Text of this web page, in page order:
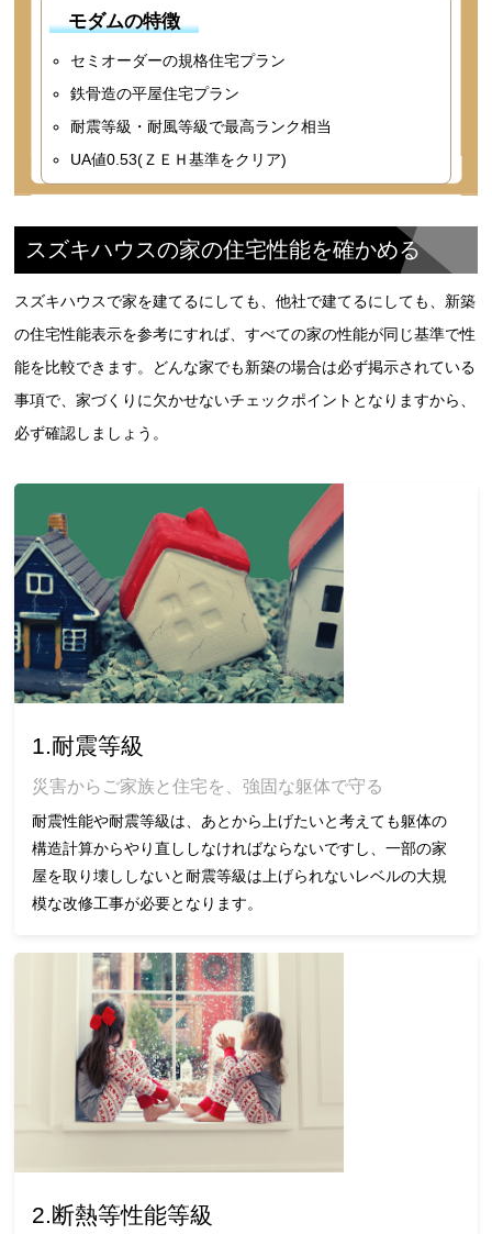
モダムの特徴
セミオーダーの規格住宅プラン
鉄骨造の平屋住宅プラン
耐震等級・耐風等級で最高ランク相当
UA値0.53(ＺＥＨ基準をクリア)
スズキハウスの家の住宅性能を確かめる
スズキハウスで家を建てるにしても、他社で建てるにしても、新築
の住宅性能表示を参考にすれば、すべての家の性能が同じ基準で性
能を比較できます。どんな家でも新築の場合は必ず掲示されている
事項で、家づくりに欠かせないチェックポイントとなりますから、
必ず確認しましょう。
1.耐震等級
災害からご家族と住宅を、強固な躯体で守る
耐震性能や耐震等級は、あとから上げたいと考えても躯体の
構造計算からやり直ししなければならないですし、一部の家
屋を取り壊ししないと耐震等級は上げられないレベルの大規
模な改修工事が必要となります。
2.断熱等性能等級